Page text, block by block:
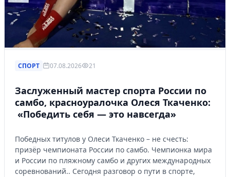
СПОРТ 07.08.2026 21
Заслуженный мастер спорта России по
самбо, красноуралочка Олеся Ткаченко:
«Победить себя — это навсегда»
Победных титулов у Олеси Ткаченко – не счесть:
призёр чемпионата России по самбо. Чемпионка мира
и России по пляжному самбо и других международных
соревнований.. Сегодня разговор о пути в спорте,